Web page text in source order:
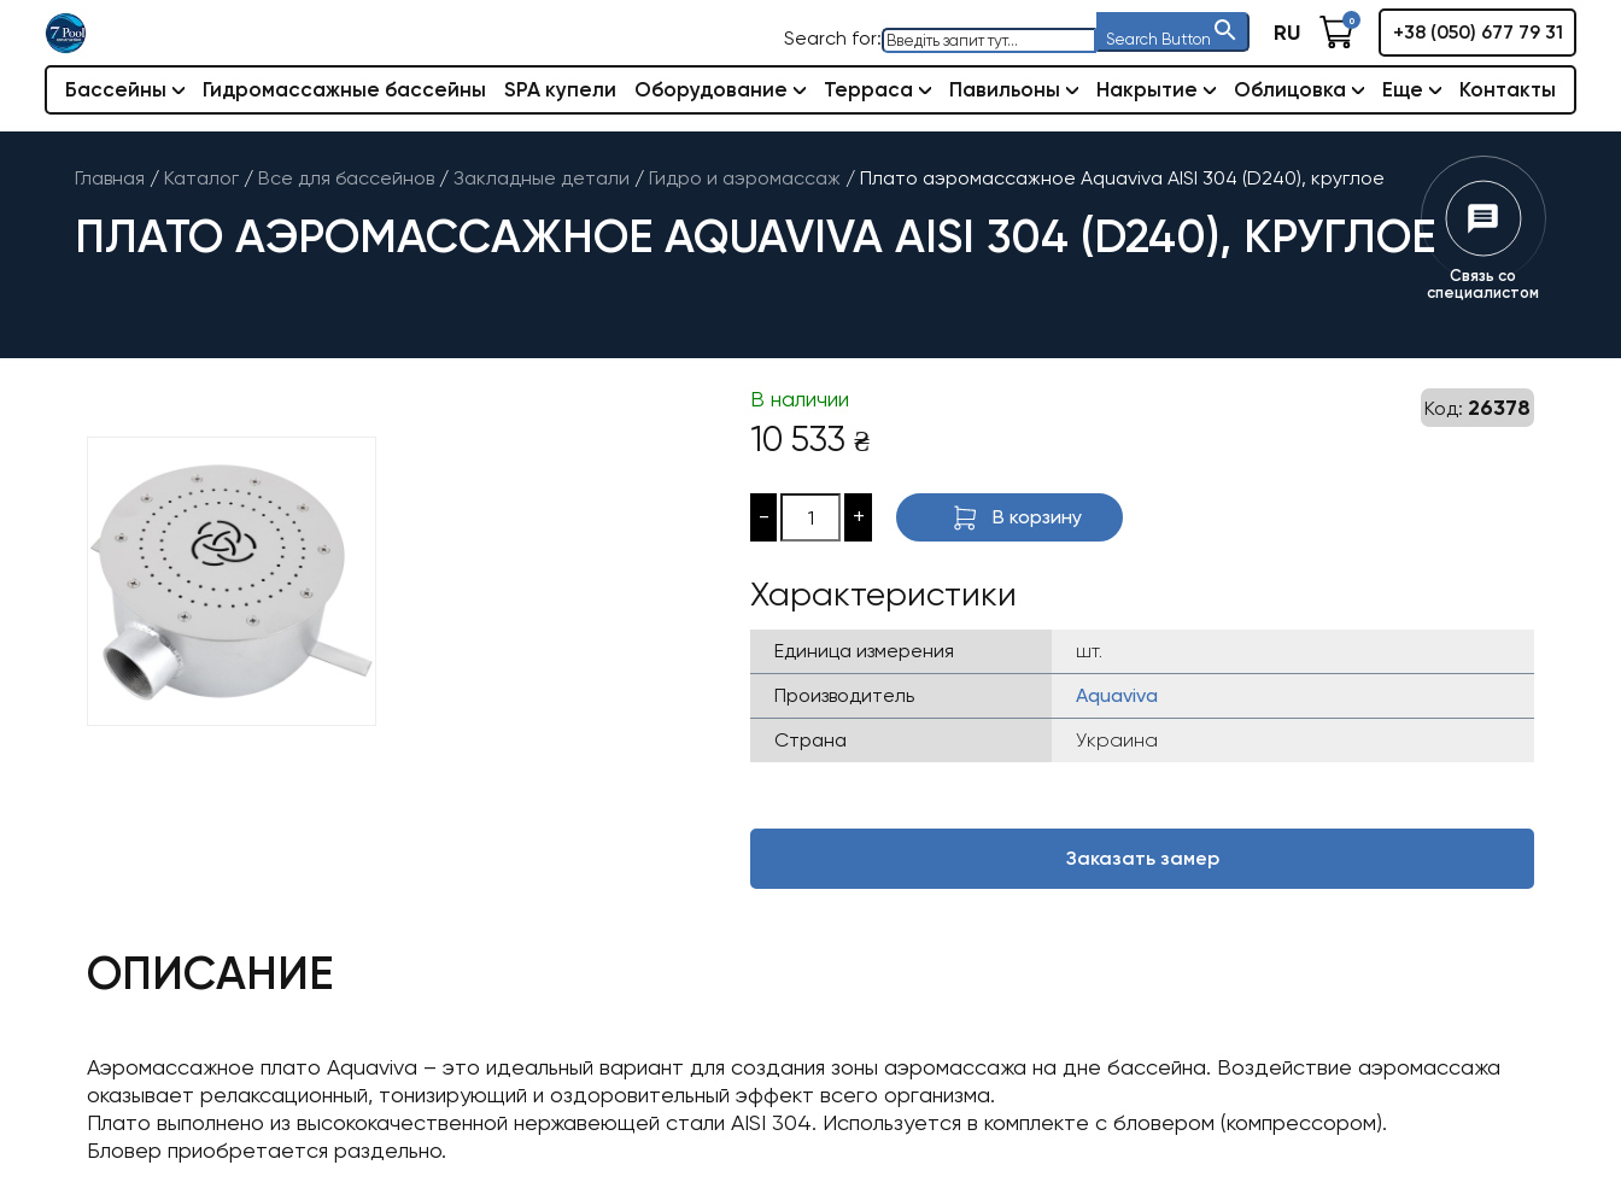
Search for: Search Button RU 0
+38 (050) 677 79 31
Бассейны Гидромассажные бассейны SPA купели Оборудование Терраса Павильоны Накрытие Облицовка Еще Контакты
Главная / Каталог / Все для бассейнов / Закладные детали / Гидро и аэромассаж / Плато аэромассажное Aquaviva AISI 304 (D240), круглое
ПЛАТО АЭРОМАССАЖНОЕ AQUAVIVA AISI 304 (D240), КРУГЛОЕ
Связь со
специалистом
Код: 26378
В наличии
10 533 ₴
- + В корзину
Характеристики
Единица измерения
шт.
Производитель
Aquaviva
Страна
Украина
Заказать замер
ОПИСАНИЕ
Аэромассажное плато Aquaviva – это идеальный вариант для создания зоны аэромассажа на дне бассейна. Воздействие аэромассажа
оказывает релаксационный, тонизирующий и оздоровительный эффект всего организма.
Плато выполнено из высококачественной нержавеющей стали AISI 304. Используется в комплекте с бловером (компрессором).
Бловер приобретается раздельно.